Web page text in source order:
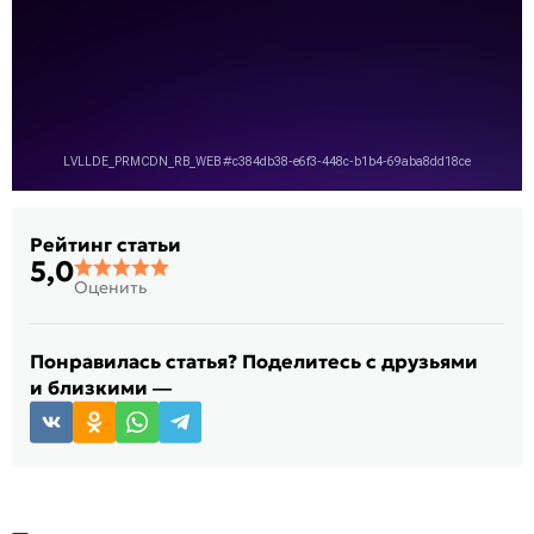
Рейтинг статьи
5,0Оценить
Понравилась статья? Поделитесь с друзьями
и близкими —